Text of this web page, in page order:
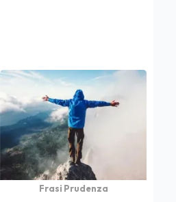
Frasi Prudenza